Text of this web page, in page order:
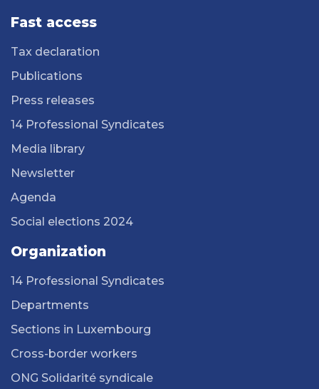
Fast access
Tax declaration
Publications
Press releases
14 Professional Syndicates
Media library
Newsletter
Agenda
Social elections 2024
Organization
14 Professional Syndicates
Departments
Sections in Luxembourg
Cross-border workers
ONG Solidarité syndicale